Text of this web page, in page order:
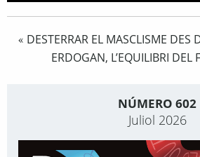
« DESTERRAR EL MASCLISME DES
ERDOGAN, L’EQUILIBRI DEL
NÚMERO 602
Juliol 2026